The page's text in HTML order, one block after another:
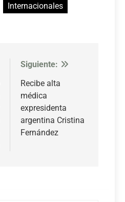
Internacionales
Siguiente:
Recibe alta
médica
expresidenta
argentina Cristina
Fernández